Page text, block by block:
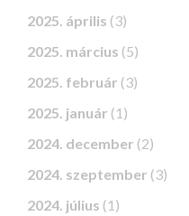
2025. április (3)
2025. március (5)
2025. február (3)
2025. január (1)
2024. december (2)
2024. szeptember (3)
2024. július (1)